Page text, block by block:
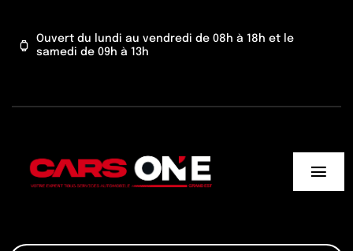
contenu
Ouvert du lundi au vendredi de 08h à 18h et le
samedi de 09h à 13h